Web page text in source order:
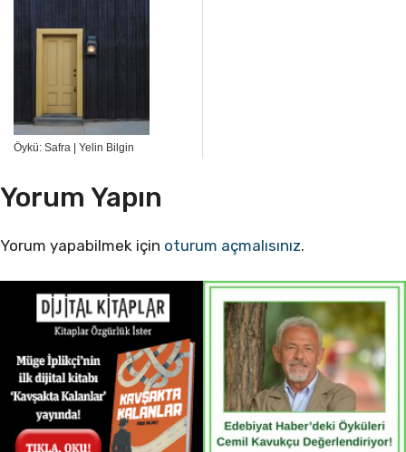
Öykü: Safra | Yelin Bilgin
Yorum Yapın
Yorum yapabilmek için oturum açmalısınız.